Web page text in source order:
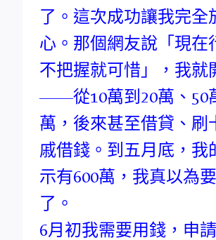
了。這次成功讓我完全
心。那個網友說「現在
不把握就可惜」，我就
——從10萬到20萬、50
萬，後來甚至借貸、刷
戚借錢。到五月底，我
示有600萬，我真以為
了。
6月初我需要用錢，申